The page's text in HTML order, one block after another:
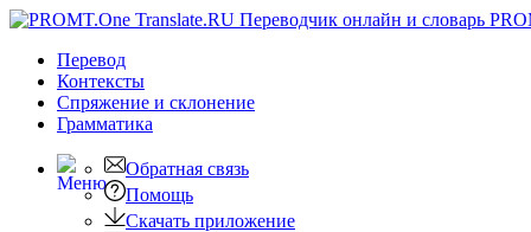
Перевод
Контексты
Спряжение и склонение
Грамматика
Обратная связь
Помощь
Скачать приложение